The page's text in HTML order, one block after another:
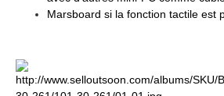
Marsboard si la fonction tactile est